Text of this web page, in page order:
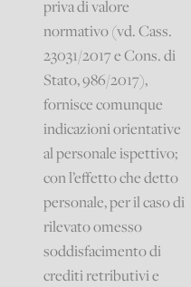
priva di valore
normativo (vd. Cass.
23031/2017 e Cons. di
Stato, 986/2017),
fornisce comunque
indicazioni orientative
al personale ispettivo;
con l’effetto che detto
personale, per il caso di
rilevato omesso
soddisfacimento di
crediti retributivi e